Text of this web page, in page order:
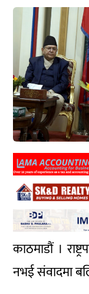
काठमाडौं ।
नभई संवादमा